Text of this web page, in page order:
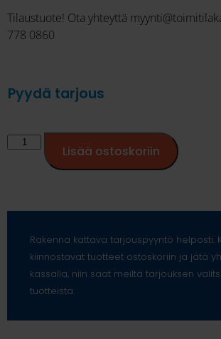
Tilaustuote! Ota yhteyttä
778 0860
Pyydä tarjous
Lisää ostoskoriin
Rakenna kattava tarjouspyyntö helposti.
kiinnostavat tuotteet ostoskoriin ja jätä
kassalla, niin saat meiltä tarjouksen
tuotteista.